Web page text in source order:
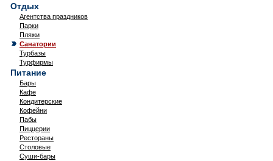
Отдых
Агентства праздников
Парки
Пляжи
Санатории
Турбазы
Турфирмы
Питание
Бары
Кафе
Кондитерские
Кофейни
Пабы
Пиццерии
Рестораны
Столовые
Суши-бары